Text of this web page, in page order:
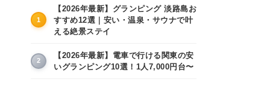
1
【2026年最新】グランピング 淡路島お
すすめ12選｜安い・温泉・サウナで叶
える絶景ステイ
2
【2026年最新】電車で行ける関東の安
いグランピング10選！1人7,000円台〜